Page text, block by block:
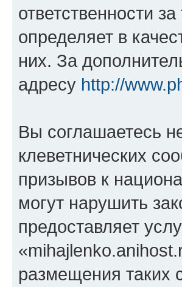
ответственности
определяет в
них. За
адресу http://
Вы соглашаетесь
клеветнических
призывов к
могут нарушить
предоставляет
размещения таких